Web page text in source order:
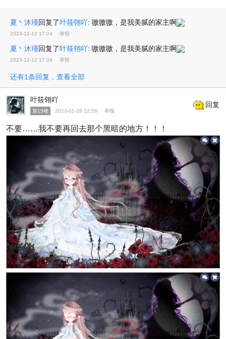
夏丶沐瑾回复了叶筱翎吖: 嗷嗷嗷，是我美腻的家主啊
2023-12-12 17:24 举报
夏丶沐瑾回复了叶筱翎吖: 嗷嗷嗷，是我美腻的家主啊
2023-12-12 17:24 举报
还有1条回复，查看全部
叶筱翎吖
第15楼 2023-01-28 22:28 举报
回复
不要……我不要再回去那个黑暗的地方！！！